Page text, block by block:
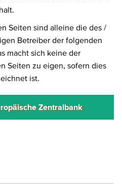
Seiten sind alleine die des /
Betreiber der folgenden
macht sich keine der
Seiten zu eigen, sofern dies
ist.
Zentralbank